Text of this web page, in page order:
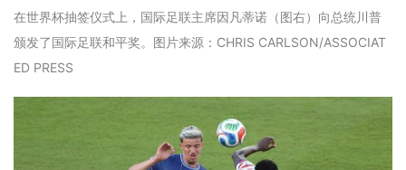
在世界杯抽签仪式上，国际足联主席因凡蒂诺（图右）向总统川普
颁发了国际足联和平奖。图片来源：CHRIS CARLSON/ASSOCIAT
ED PRESS